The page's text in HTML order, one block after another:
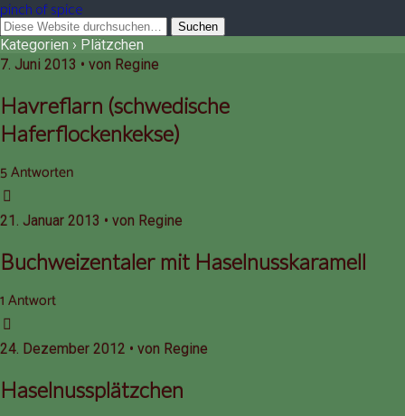
pinch of spice
Kategorien › Plätzchen
7. Juni 2013 • von Regine
Havreflarn (schwedische
Haferflockenkekse)
5 Antworten
21. Januar 2013 • von Regine
Buchweizentaler mit Haselnusskaramell
1 Antwort
24. Dezember 2012 • von Regine
Haselnussplätzchen